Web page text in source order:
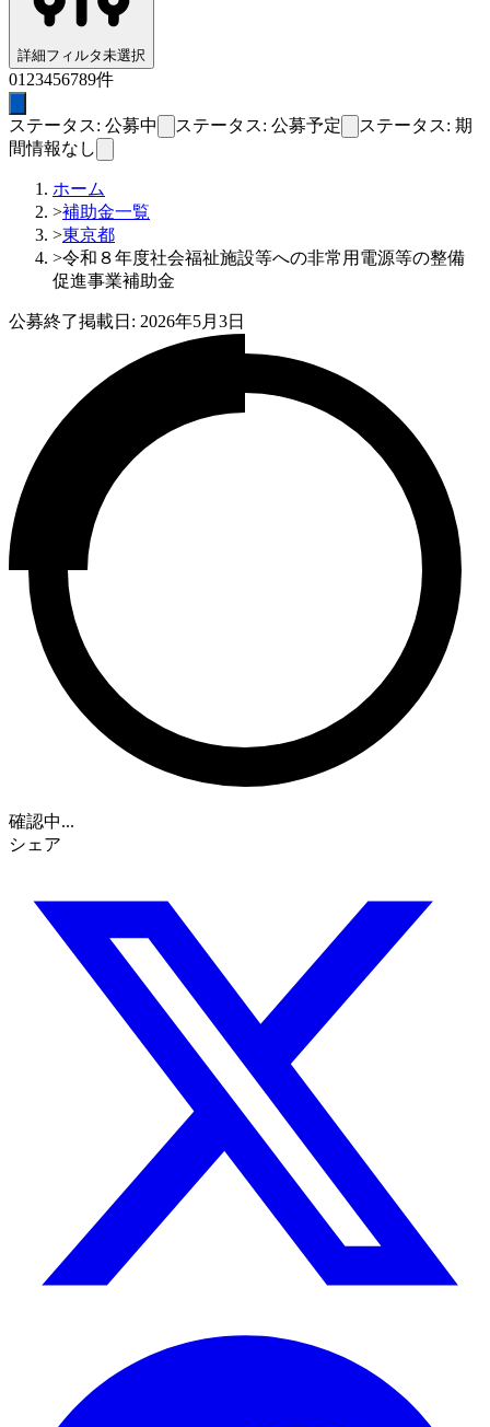
詳細フィルタ未選択
01 23456789件
ステータス: 公募中 ステータス: 公募予定
ステータス: 期
間情報なし
ホーム
>補助金一覧
>東京都
>令和８年度社会福祉施設等への非常用電源等の整備
促進事業補助金
公募終了掲載日: 2026年5月3日
確認中...
シェア